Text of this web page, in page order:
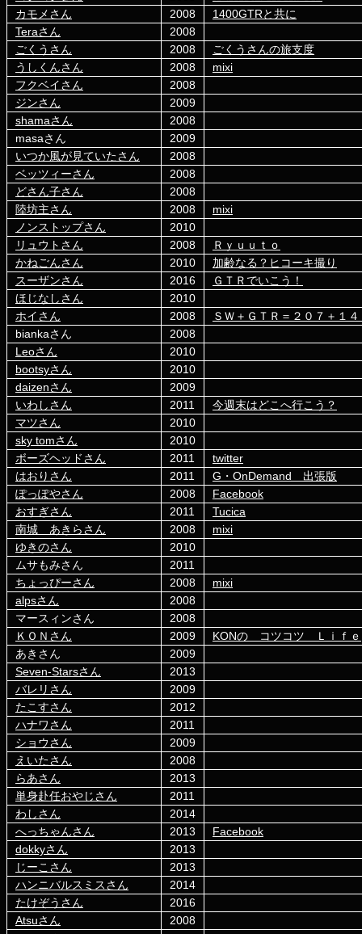
カモメさん
2008
1400GTRと共に
Teraさん
2008
ごくうさん
2008
ごくうさんの旅支度
うしくんさん
2008
mixi
フクベイさん
2008
ジンさん
2009
shamaさん
2008
masaさん
2009
いつか風が見ていたさん
2008
ベッツィーさん
2008
どさん子さん
2008
陸坊主さん
2008
mixi
ノンストップさん
2010
リュウトさん
2008
Ｒｙｕｕｔｏ
かねごんさん
2010
加齢なる？ヒコーキ撮り
スーザンさん
2016
ＧＴＲでいこう！
ほじなしさん
2010
ホイさん
2008
ＳＷ＋ＧＴＲ＝２０７＋１
biankaさん
2008
Leoさん
2010
bootsyさん
2010
daizenさん
2009
いわしさん
2011
今週末はどこへ行こう？
マツさん
2010
sky tomさん
2010
ボーズヘッドさん
2011
twitter
はおりさん
2011
G・OnDemand 出張版
ぽっぽやさん
2008
Facebook
おすぎさん
2011
Tucica
南城 あきらさん
2008
mixi
ゆきのさん
2010
ムサもみさん
2011
ちょっぴーさん
2008
mixi
alpsさん
2008
マースィンさん
2008
ＫＯＮさん
2009
KONの コツコツ Ｌｉｆｅ
あきさん
2009
Seven-Starsさん
2013
バレリさん
2009
たこすさん
2012
ハナワさん
2011
ショウさん
2009
えいたさん
2008
らあさん
2013
単身赴任おやじさん
2011
わしさん
2014
へっちゃんさん
2013
Facebook
dokkyさん
2013
じーこさん
2013
ハンニバルスミスさん
2014
たけぞうさん
2016
Atsuさん
2008